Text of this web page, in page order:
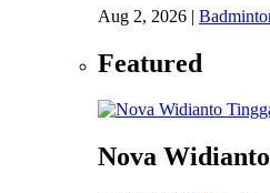
Aug 2, 2026 |
Featured
Nova